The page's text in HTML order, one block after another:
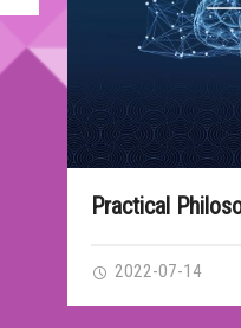
Practical
2022-07-14